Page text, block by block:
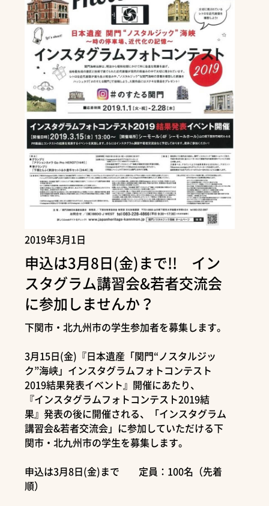
2019年3月1日
申込は3月8日(金)まで!! イン
スタグラム講習会&若者交流会
に参加しませんか？
下関市・北九州市の学生参加者を募集します。
3月15日(金)『日本遺産「関門“ノスタルジッ
ク”海峡」インスタグラムフォトコンテスト
2019結果発表イベント』開催にあたり、
『インスタグラムフォトコンテスト2019結
果』発表の後に開催される、「インスタグラム
講習会&若者交流会」に参加していただける下
関市・北九州市の学生を募集します。
申込は3月8日(金)まで 定員：100名（先着
順）